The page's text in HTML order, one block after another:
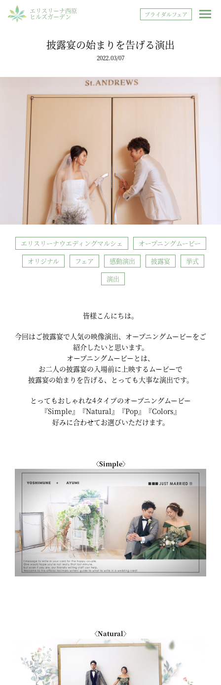
エリスリーナ西原
ヒルズガーデン ブライダルフェア
披露宴の始まりを告げる演出
2022.03/07
エリスリーナウエディングマルシェ
オープニングムービー
オリジナル
フェア 感動演出 披露宴
挙式
演出
皆様こんにちは。
今回はご披露宴で人気の映像演出、オープニングムービーをご
紹介したいと思います。
オープニングムービーとは、
お二人の披露宴の入場前に上映するムービーで
披露宴の始まりを告げる、とっても大事な演出です。
とってもおしゃれな4タイプのオープニングムービー
『Simple』『Natural』『Pop』『Colors』
好みに合わせてお選びいただけます。
〈Simple〉
〈Natural〉